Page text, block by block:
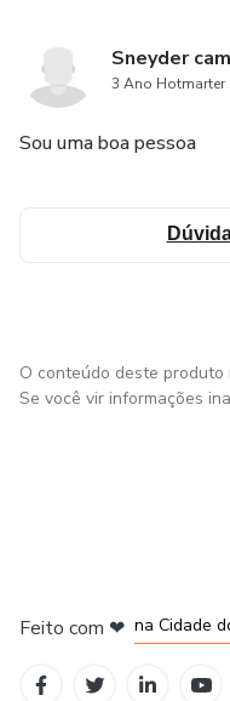
Sneyder
3 Ano Hotmarter
Sou uma boa pessoa
O conteúdo deste
Se você vir informações
Feito com ❤ na Cidade